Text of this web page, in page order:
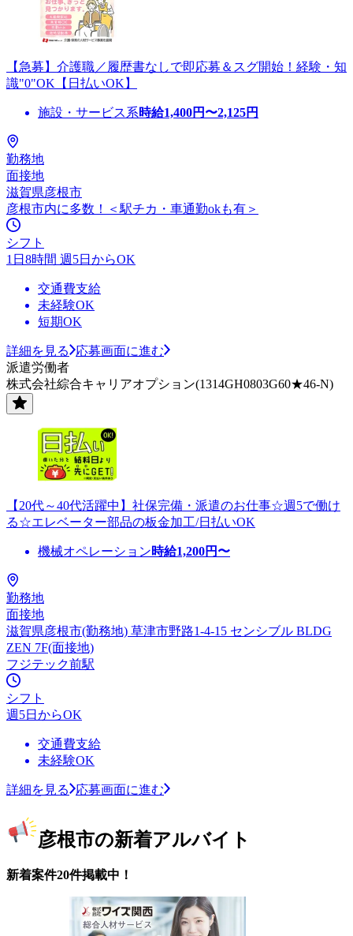
【急募】介護職／履歴書なしで即応募＆スグ開始！経験・知
識"0"OK【日払いOK】
施設・サービス系時給1,400円〜2,125円
勤務地
面接地
滋賀県彦根市
彦根市内に多数！＜駅チカ・車通勤okも有＞
シフト
1日8時間 週5日からOK
交通費支給
未経験OK
短期OK
詳細を見る
応募画面に進む
派遣労働者
株式会社綜合キャリアオプション(1314GH0803G60★46-N)
【20代～40代活躍中】社保完備・派遣のお仕事☆週5で働け
る☆エレベーター部品の板金加工/日払いOK
機械オペレーション時給1,200円〜
勤務地
面接地
滋賀県彦根市(勤務地) 草津市野路1-4-15 センシブル BLDG
ZEN 7F(面接地)
フジテック前駅
シフト
週5日からOK
交通費支給
未経験OK
詳細を見る 応募画面に進む
彦根市の新着アルバイト
新着案件20件掲載中！